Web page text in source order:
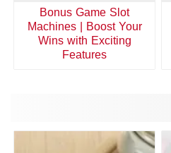
Bonus Game Slot
Machines | Boost Your
Wins with Exciting
Features